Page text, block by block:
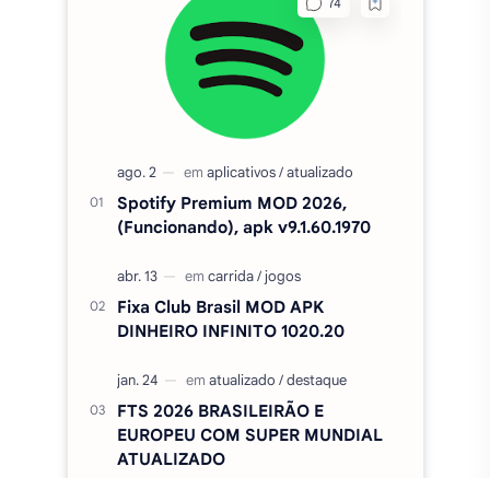
Spotify Premium MOD 2026,
(Funcionando), apk v9.1.60.1970
Fixa Club Brasil MOD APK
DINHEIRO INFINITO 1020.20
FTS 2026 BRASILEIRÃO E
EUROPEU COM SUPER MUNDIAL
ATUALIZADO